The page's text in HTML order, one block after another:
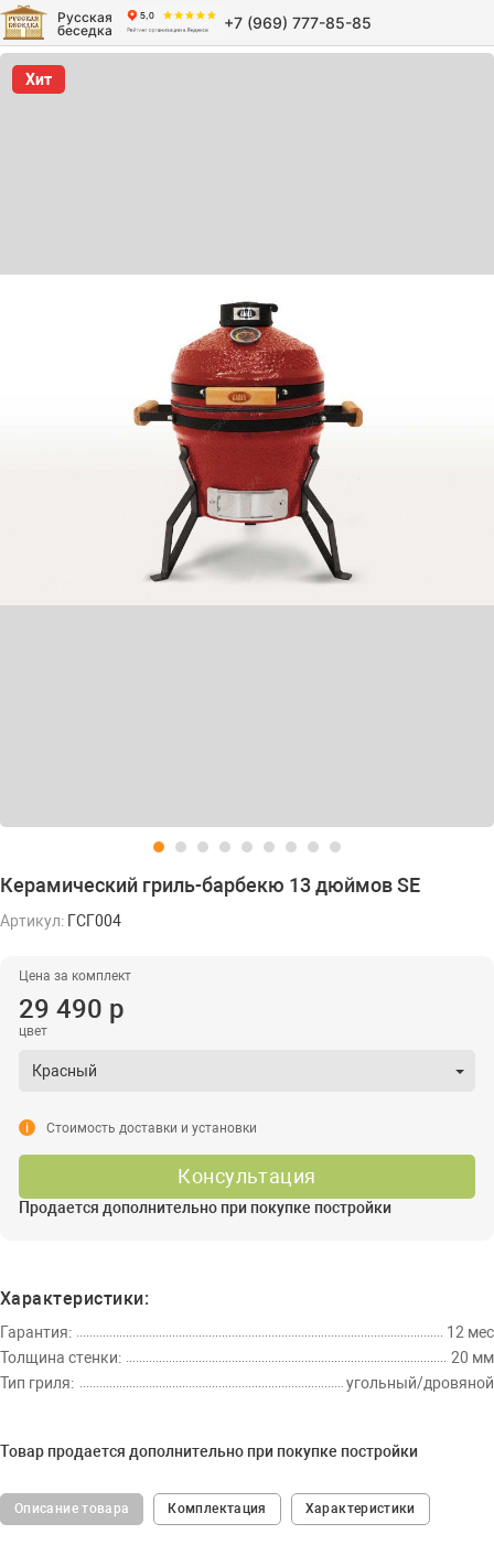
Русская
беседка
+7 (969) 777-85-85
Хит
Керамический гриль-барбекю 13 дюймов SE
Артикул: ГСГ004
Цена за комплект
29 490 р
цвет
Красный
Консультация
Продается дополнительно при покупке постройки
i Стоимость доставки и установки
Характеристики:
Гарантия:
12 мес
Толщина стенки:
20 мм
Тип гриля:
угольный/дровяной
Товар продается дополнительно при покупке постройки
Описание товара Комплектация Характеристики